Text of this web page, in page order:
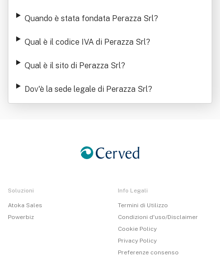
Quando è stata fondata Perazza Srl?
Qual è il codice IVA di Perazza Srl?
Qual è il sito di Perazza Srl?
Dov'è la sede legale di Perazza Srl?
Soluzioni
Atoka Sales
Powerbiz
Info Legali
Termini di Utilizzo
Condizioni d'uso/Disclaimer
Cookie Policy
Privacy Policy
Preferenze consenso